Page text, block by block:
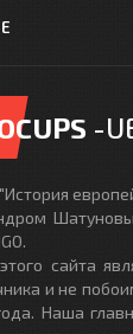
-
сайта
и не
Наша